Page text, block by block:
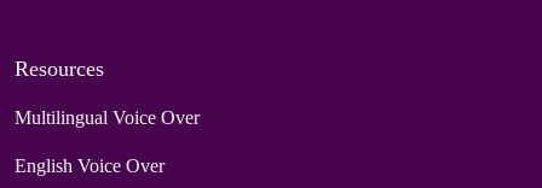
Resources
Multilingual Voice Over
English Voice Over